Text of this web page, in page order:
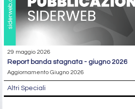
29 maggio 2026
report banda stagnata - giugno 2026
Aggiornamento Giugno 2026
Altri Speciali